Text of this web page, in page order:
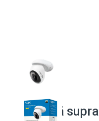
Cameră